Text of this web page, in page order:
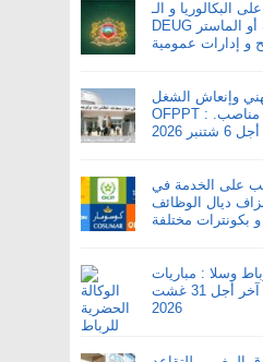
البكالوريا و الـ
DEUG و الدبلوم و الإجازة أو الماستر
وإنعاش الشغل
OFPPT : مباريات لتوظيف 449 مناصب.
شتنبر 2026
على الخدمة في
ديال الوظائف
بكونترات مختلفة
وسلا : مباريات
لتوظيف 07 مناصب. آخر أجل 31 غشت
2026